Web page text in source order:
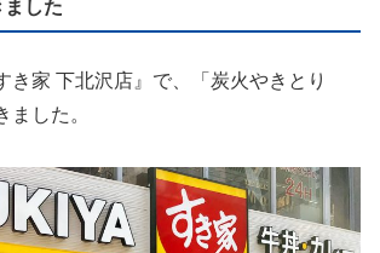
した
き家 下北沢店』で、「炭火やきとり
ました。